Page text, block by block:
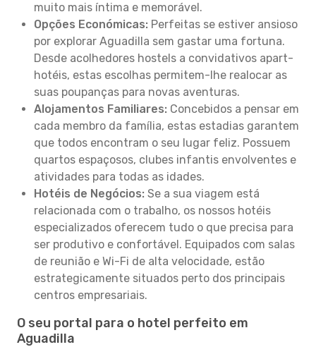
muito mais íntima e memorável.
Opções Económicas: Perfeitas se estiver ansioso
por explorar Aguadilla sem gastar uma fortuna.
Desde acolhedores hostels a convidativos apart-
hotéis, estas escolhas permitem-lhe realocar as
suas poupanças para novas aventuras.
Alojamentos Familiares: Concebidos a pensar em
cada membro da família, estas estadias garantem
que todos encontram o seu lugar feliz. Possuem
quartos espaçosos, clubes infantis envolventes e
atividades para todas as idades.
Hotéis de Negócios: Se a sua viagem está
relacionada com o trabalho, os nossos hotéis
especializados oferecem tudo o que precisa para
ser produtivo e confortável. Equipados com salas
de reunião e Wi-Fi de alta velocidade, estão
estrategicamente situados perto dos principais
centros empresariais.
O seu portal para o hotel perfeito em
Aguadilla